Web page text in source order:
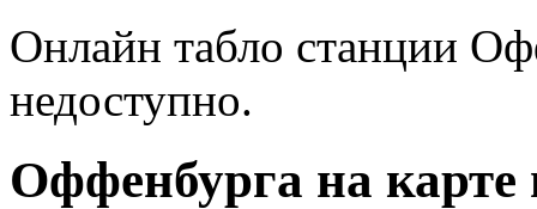
Онлайн табло станции
недоступно.
Оффенбурга на карте